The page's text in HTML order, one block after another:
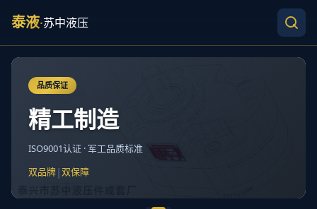
泰液·苏中液压
品质保证
精工制造
ISO9001认证 · 军工品质标准
双品牌|双保障